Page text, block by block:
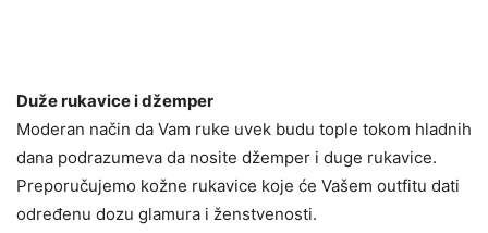
Duže rukavice i džemper
Moderan način da Vam ruke uvek budu tople tokom hladnih
dana podrazumeva da nosite džemper i duge rukavice.
Preporučujemo kožne rukavice koje će Vašem outfitu dati
određenu dozu glamura i ženstvenosti.